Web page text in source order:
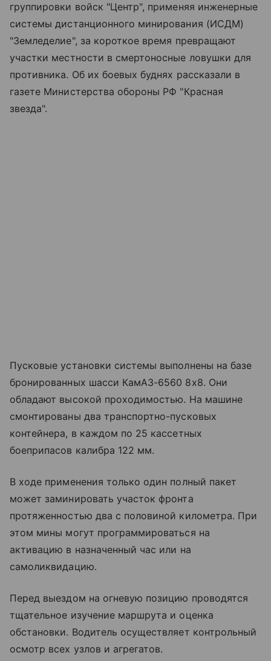
группировки войск "Центр", применяя инженерные
системы дистанционного минирования (ИСДМ)
"Земледелие", за короткое время превращают
участки местности в смертоносные ловушки для
противника. Об их боевых буднях рассказали в
газете Министерства обороны РФ "Красная
звезда".
Пусковые установки системы выполнены на базе
бронированных шасси КамАЗ-6560 8х8. Они
обладают высокой проходимостью. На машине
смонтированы два транспортно-пусковых
контейнера, в каждом по 25 кассетных
боеприпасов калибра 122 мм.
В ходе применения только один полный пакет
может заминировать участок фронта
протяженностью два с половиной километра. При
этом мины могут программироваться на
активацию в назначенный час или на
самоликвидацию.
Перед выездом на огневую позицию проводятся
тщательное изучение маршрута и оценка
обстановки. Водитель осуществляет контрольный
осмотр всех узлов и агрегатов.